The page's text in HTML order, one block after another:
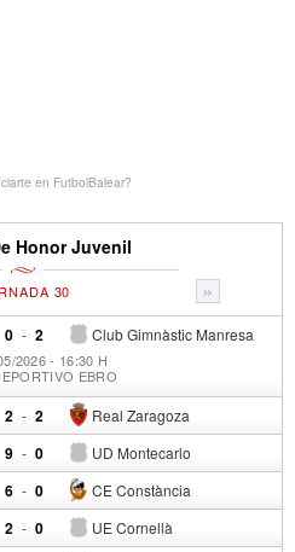
en FutbolBalear?
Honor Juvenil
»
30
0 - Club Gimnàstic Manresa
2
2026 - 16:30 H
EBRO
2 - Real Zaragoza
2
9 - UD Montecarlo
0
6 - CE Constància
0
2 - UE Cornellà
0